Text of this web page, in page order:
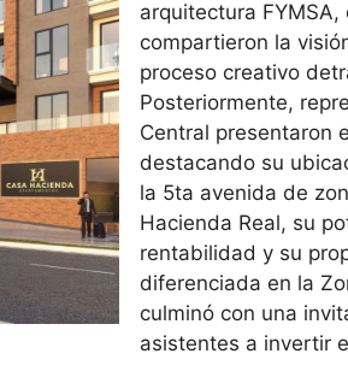
arquitectura FYMSA,
compartieron la
proceso creativo
Posteriormente,
Central presentaron
destacando su
la 5ta avenida de
Hacienda Real, su
rentabilidad y su
diferenciada en la
culminó con una
asistentes a invertir